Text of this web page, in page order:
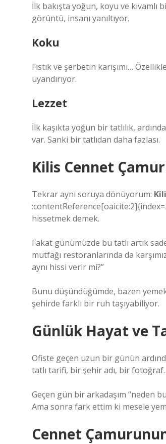
İlk bakışta yoğun, koyu ve kıvamlı
görüntü, insanı yanıltıyor.
Koku
Fıstık ve şerbetin karışımı…
uyandırıyor.
Lezzet
İlk kaşıkta yoğun bir tatlılık,
var. Sanki bir tatlıdan daha fazlası.
Kilis Cennet
Tekrar aynı soruya dönüyorum:
hissetmek demek.
Fakat günümüzde bu tatlı artık
mutfağı restoranlarında da
aynı hissi verir mi?”
Bunu düşündüğümde, bazen
şehirde farklı bir ruh taşıyabiliyor.
Günlük Hayat ve
Ofiste geçen uzun bir günün
tatlı tarifi, bir şehir adı, bir
Geçen gün bir arkadaşım “neden
Ama sonra fark ettim ki mesele
Cennet